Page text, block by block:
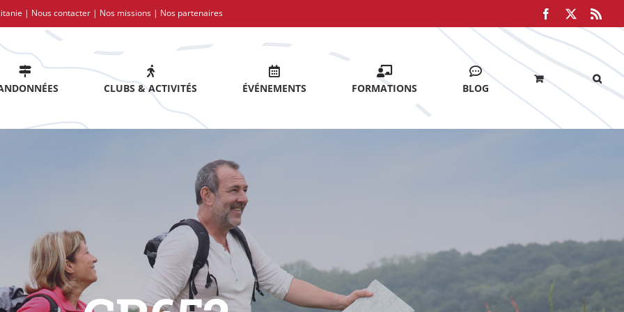
| Nous contacter | Nos missions | Nos partenaires Facebook
CLUBS & ACTIVITÉS ÉVÉNEMENTS FORMATIONS BLOG